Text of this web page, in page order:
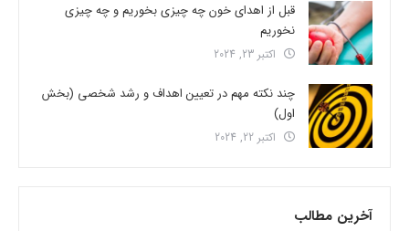
قبل از اهدای خون چه چیزی بخوریم و چه چیزی
نخوریم
اکتبر 23, 2024
چند نکته مهم در تعیین اهداف و رشد شخصی (بخش
اول)
اکتبر 22, 2024
آخرین مطالب